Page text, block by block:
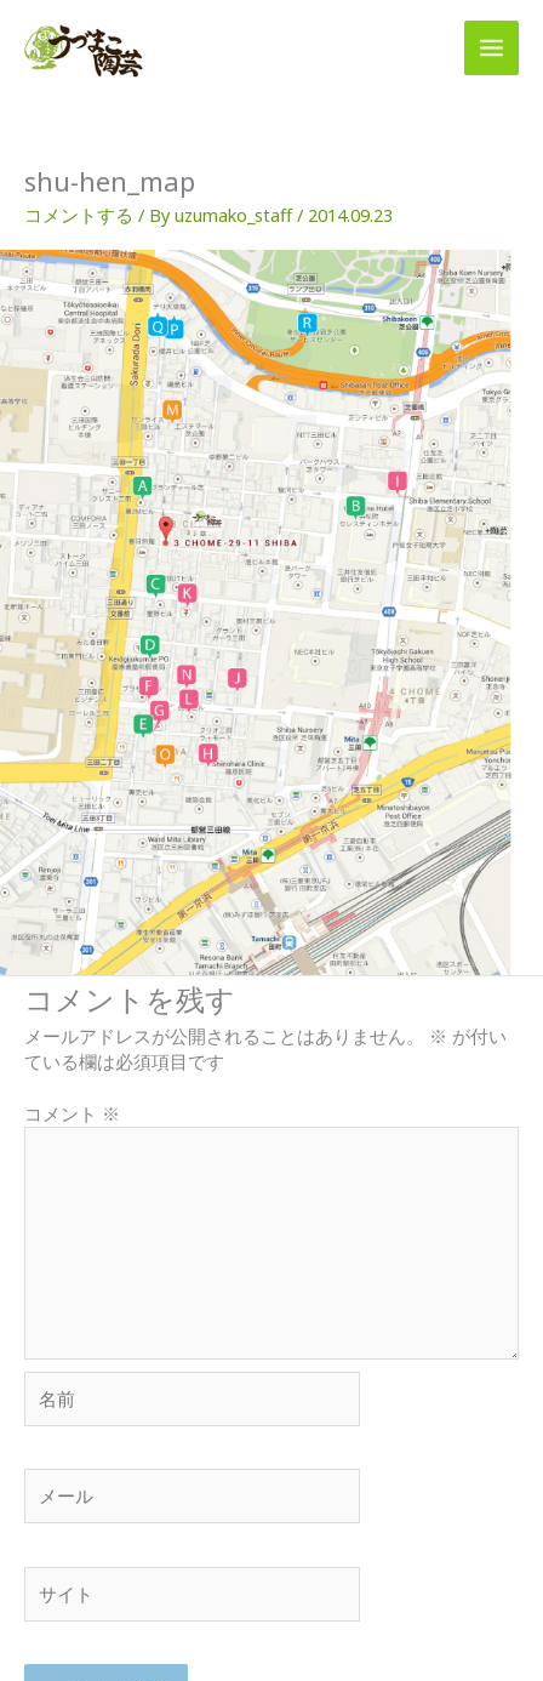
shu-hen_map
コメントする / Byuzumako_staff/ 2014.09.23
コメントを残す
メールアドレスが公開されることはありません。 ※ が付い
ている欄は必須項目です
コメント ※
前
ー
ル
ト